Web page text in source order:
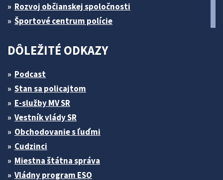
Rozvoj občianskej spoločnosti
Športové centrum polície
DÔLEŽITÉ ODKAZY
Podcast
Stan sa policajtom
E-služby MV SR
Vestník vlády SR
Obchodovanie s ľuďmi
Cudzinci
Miestna štátna správa
Vládny program ESO